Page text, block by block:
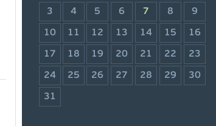
3 4 5 6 7 8 9
10 11 12 13 14 15 16
17 18 19 20 21 22 23
24 25 26 27 28 29 30
31